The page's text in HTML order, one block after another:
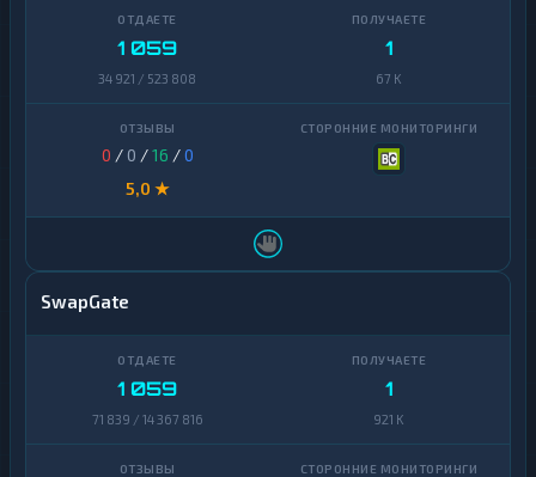
1 059
34 921 / 523 808
1
67 K
0 / 0 /16 /0
5,0 ★
SwapGate
1 059
71 839 / 14 367 816
1
921 K